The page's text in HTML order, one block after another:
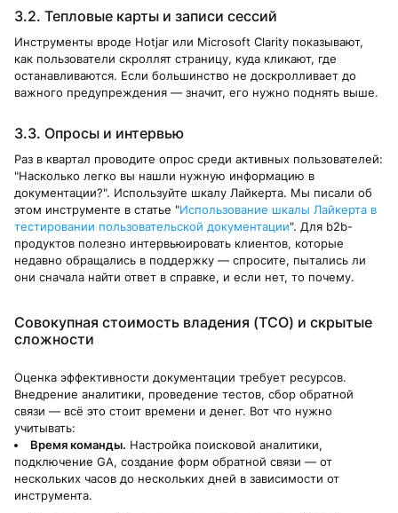
3.2. Тепловые карты и записи сессий
Инструменты вроде Hotjar или Microsoft Clarity показывают,
как пользователи скроллят страницу, куда кликают, где
останавливаются. Если большинство не доскролливает до
важного предупреждения — значит, его нужно поднять выше.
3.3. Опросы и интервью
Раз в квартал проводите опрос среди активных пользователей:
"Насколько легко вы нашли нужную информацию в
документации?". Используйте шкалу Лайкерта. Мы писали об
этом инструменте в статье "Использование шкалы Лайкерта в
тестировании пользовательской документации". Для b2b-
продуктов полезно интервьюировать клиентов, которые
недавно обращались в поддержку — спросите, пытались ли
они сначала найти ответ в справке, и если нет, то почему.
Совокупная стоимость владения (TCO) и скрытые
сложности
Оценка эффективности документации требует ресурсов.
Внедрение аналитики, проведение тестов, сбор обратной
связи — всё это стоит времени и денег. Вот что нужно
учитывать:
Время команды. Настройка поисковой аналитики,
подключение GA, создание форм обратной связи — от
нескольких часов до нескольких дней в зависимости от
инструмента.